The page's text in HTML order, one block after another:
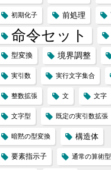
初期化子 前処理
命令セット
型変換 境界調整
実引数 実行文字集合
整数拡張 文 文字
文字型 既定の実引数拡張
暗黙の型変換 構造体
要素指示子 通常の算術